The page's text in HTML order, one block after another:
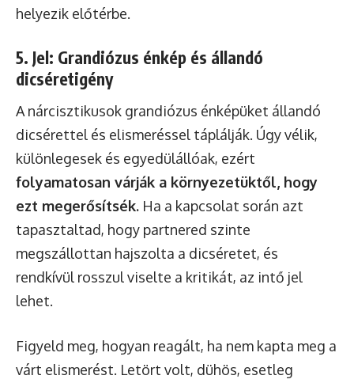
helyezik előtérbe.
5. Jel: Grandiózus énkép és állandó
dicséretigény
A nárcisztikusok grandiózus énképüket állandó
dicsérettel és elismeréssel táplálják. Úgy vélik,
különlegesek és egyedülállóak, ezért
folyamatosan várják a környezetüktől, hogy
ezt megerősítsék. Ha a kapcsolat során azt
tapasztaltad, hogy partnered szinte
megszállottan hajszolta a dicséretet, és
rendkívül rosszul viselte a kritikát, az intő jel
lehet.
Figyeld meg, hogyan reagált, ha nem kapta meg a
várt elismerést. Letört volt, dühös, esetleg